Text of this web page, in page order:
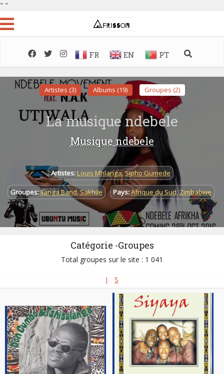
" "
FR EN PT
Artistes (3) Albums (19) Groupes (2)
La musique ndebele
Musique ndebele
Artistes: Louis Mhlanga,Sipho Gumede
Groupes:Ilanga Band,Sakhile Pays:Afrique du Sud,Zimbabwe
Catégorie -Groupes
Total groupes sur le site : 1 041
I S